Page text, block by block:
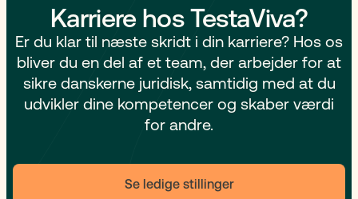
Karriere hos TestaViva?
Er du klar til næste skridt i din karriere? Hos os
bliver du en del af et team, der arbejder for at
sikre danskerne juridisk, samtidig med at du
udvikler dine kompetencer og skaber værdi
for andre.
Se ledige stillinger